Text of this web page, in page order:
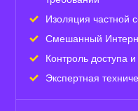
Изоляция частной
Смешанный
Контроль доступа
Экспертная